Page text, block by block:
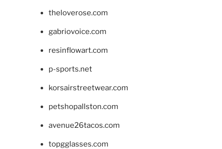
theloverose.com
gabriovoice.com
resinflowart.com
p-sports.net
korsairstreetwear.com
petshopallston.com
avenue26tacos.com
topgglasses.com